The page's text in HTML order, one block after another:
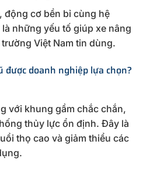
động cơ bền bỉ cùng hệ
những yếu tố giúp xe nâng
Việt Nam tin dùng.
được doanh nghiệp lựa chọn?
với khung gầm chắc chắn,
thủy lực ổn định. Đây là
thọ cao và giảm thiểu các